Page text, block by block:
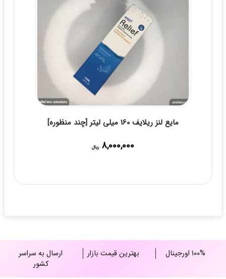
مایع لنز ریلایف 160 میلی لیتر [چند منظوره]
8,000,000 ریال
100% اورجینال بهترین قیمت بازار
ارسال به سراسر
کشور